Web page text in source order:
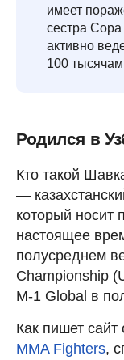
имеет
сестра
активно
100
Родился в
Кто такой
—
который носит
настоящее
полусреднем
Championship
M-1 Global в
Как пишет
MMA Fighters,